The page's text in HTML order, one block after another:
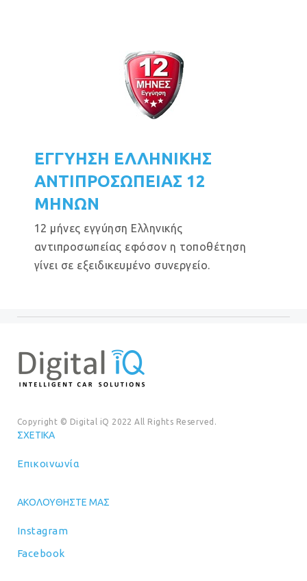
ΕΓΓΥΗΣΗ ΕΛΛΗΝΙΚΗΣ
ΑΝΤΙΠΡΟΣΩΠΕΙΑΣ 12
ΜΗΝΩΝ
12 μήνες εγγύηση Ελληνικής
αντιπροσωπείας εφόσον η τοποθέτηση
γίνει σε εξειδικευμένο συνεργείο.
Copyright © Digital iQ 2022 All Rights Reserved.
ΣΧΕΤΙΚΆ
Επικοινωνία
ΑΚΟΛΟΥΘΉΣΤΕ ΜΑΣ
Instagram
Facebook